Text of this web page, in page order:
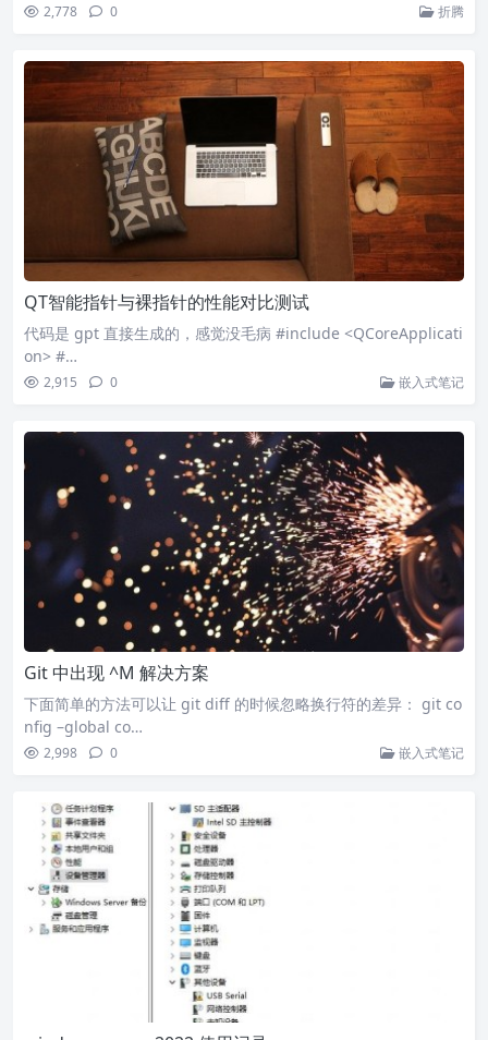
2,778 0 折腾
QT智能指针与裸指针的性能对比测试
代码是 gpt 直接生成的，感觉没毛病 #include <QCoreApplicati
on> #…
2,915 0 嵌入式笔记
Git 中出现 ^M 解决方案
下面简单的方法可以让 git diff 的时候忽略换行符的差异： git co
nfig –global co…
2,998 0 嵌入式笔记